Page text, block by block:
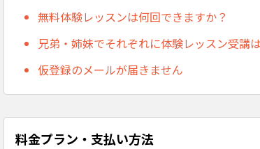
無料体験レッスンは何回できますか？
兄弟・姉妹でそれぞれに体験レッスン受講
仮登録のメールが届きません
料金プラン・支払い方法